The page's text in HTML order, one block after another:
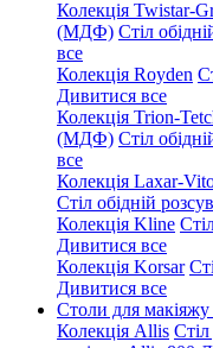
Колекція Twistar-
(МДФ) Стіл
все
Колекція Royden
Дивитися все
Колекція Trion-
(МДФ) Стіл
все
Колекція Laxar-
Стіл обідній
Колекція Kline
Дивитися все
Колекція Korsar
Дивитися все
Столи для
Колекція Allis